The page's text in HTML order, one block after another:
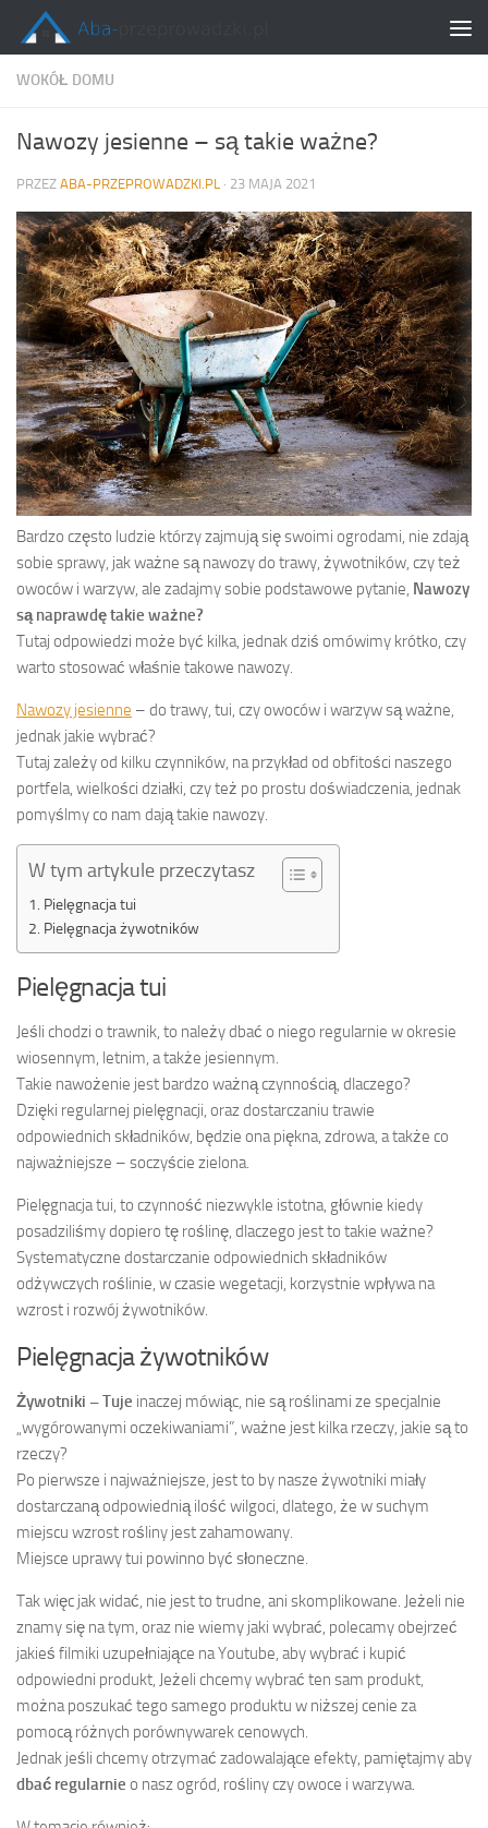
Skip to content
WOKÓŁ DOMU
Nawozy jesienne – są takie ważne?
PRZEZ ABA-PRZEPROWADZKI.PL · 23 MAJA 2021
Bardzo często ludzie którzy zajmują się swoimi ogrodami, nie zdają
sobie sprawy, jak ważne są nawozy do trawy, żywotników, czy też
owoców i warzyw, ale zadajmy sobie podstawowe pytanie, Nawozy
są naprawdę takie ważne?
Tutaj odpowiedzi może być kilka, jednak dziś omówimy krótko, czy
warto stosować właśnie takowe nawozy.
Nawozy jesienne – do trawy, tui, czy owoców i warzyw są ważne,
jednak jakie wybrać?
Tutaj zależy od kilku czynników, na przykład od obfitości naszego
portfela, wielkości działki, czy też po prostu doświadczenia, jednak
pomyślmy co nam dają takie nawozy.
W tym artykule przeczytasz
Pielęgnacja tui
Pielęgnacja żywotników
Pielęgnacja tui
Jeśli chodzi o trawnik, to należy dbać o niego regularnie w okresie
wiosennym, letnim, a także jesiennym.
Takie nawożenie jest bardzo ważną czynnością, dlaczego?
Dzięki regularnej pielęgnacji, oraz dostarczaniu trawie
odpowiednich składników, będzie ona piękna, zdrowa, a także co
najważniejsze – soczyście zielona.
Pielęgnacja tui, to czynność niezwykle istotna, głównie kiedy
posadziliśmy dopiero tę roślinę, dlaczego jest to takie ważne?
Systematyczne dostarczanie odpowiednich składników
odżywczych roślinie, w czasie wegetacji, korzystnie wpływa na
wzrost i rozwój żywotników.
Pielęgnacja żywotników
Żywotniki – Tuje inaczej mówiąc, nie są roślinami ze specjalnie
„wygórowanymi oczekiwaniami”, ważne jest kilka rzeczy, jakie są to
rzeczy?
Po pierwsze i najważniejsze, jest to by nasze żywotniki miały
dostarczaną odpowiednią ilość wilgoci, dlatego, że w suchym
miejscu wzrost rośliny jest zahamowany.
Miejsce uprawy tui powinno być słoneczne.
Tak więc jak widać, nie jest to trudne, ani skomplikowane. Jeżeli nie
znamy się na tym, oraz nie wiemy jaki wybrać, polecamy obejrzeć
jakieś filmiki uzupełniające na Youtube, aby wybrać i kupić
odpowiedni produkt, Jeżeli chcemy wybrać ten sam produkt,
można poszukać tego samego produktu w niższej cenie za
pomocą różnych porównywarek cenowych.
Jednak jeśli chcemy otrzymać zadowalające efekty, pamiętajmy aby
dbać regularnie o nasz ogród, rośliny czy owoce i warzywa.